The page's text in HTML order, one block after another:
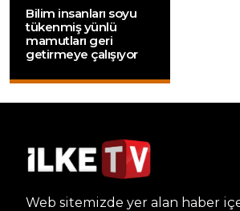
Bilim insanları soyu
tükenmiş yünlü
mamutları geri
getirmeye çalışıyor
Web sitemizde yer alan haber